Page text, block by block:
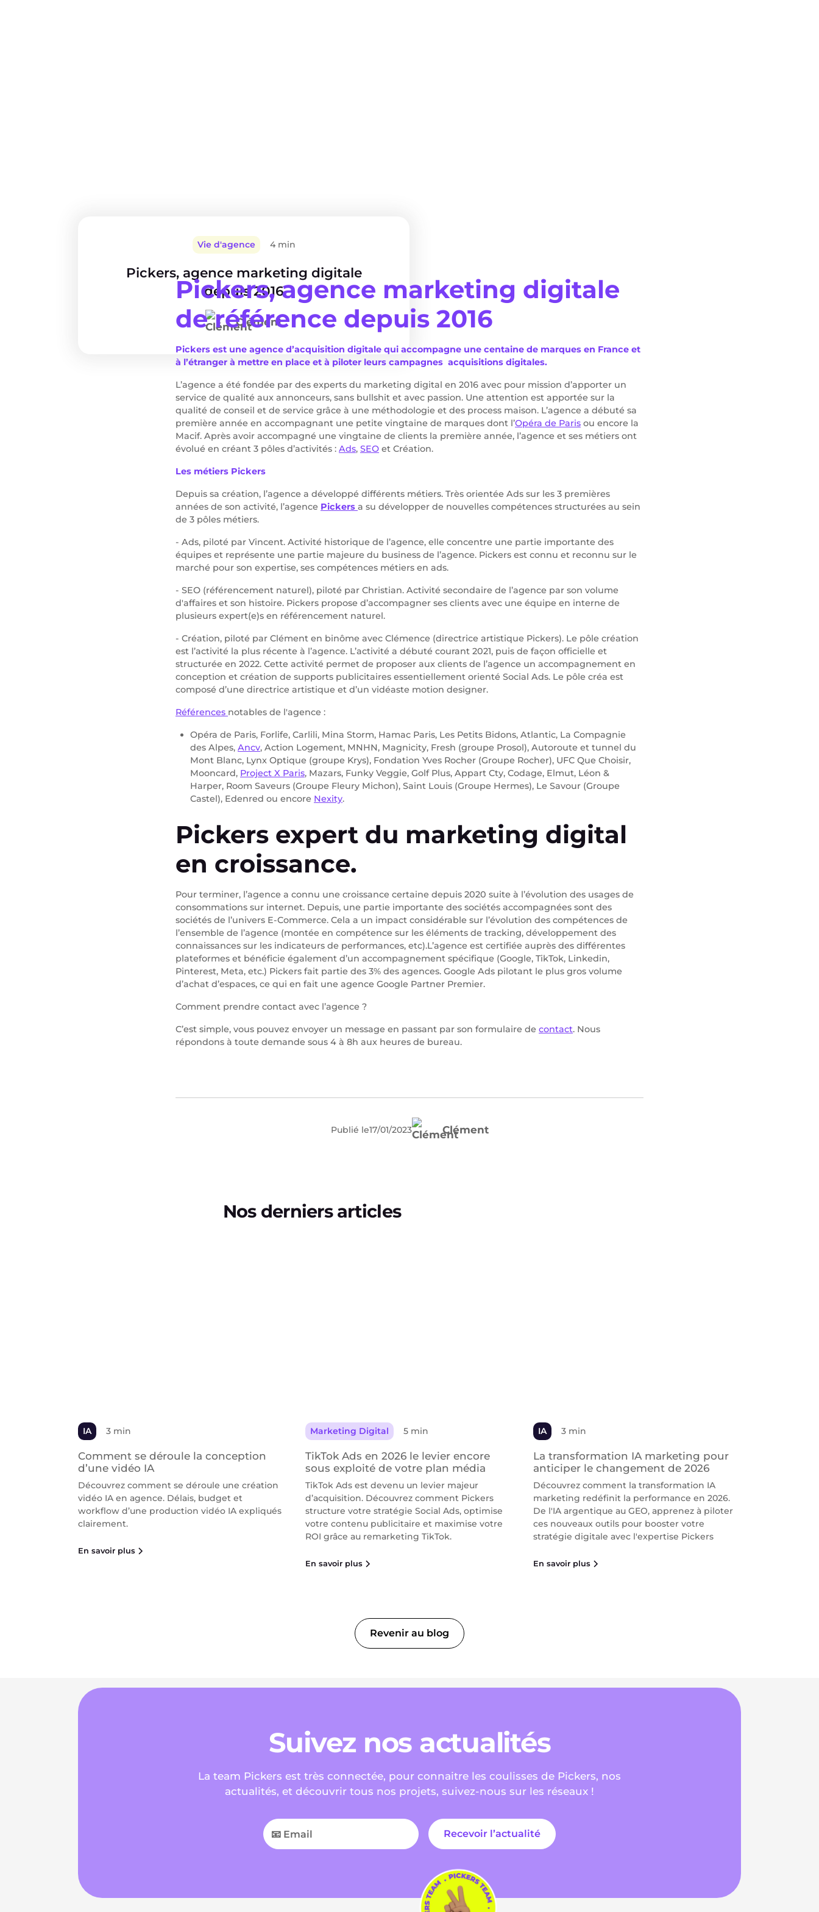
Vie d'agence 4 min
Pickers, agence marketing digitale
depuis 2016
Clément
Pickers, agence marketing digitale
de référence depuis 2016
Pickers est une agence d’acquisition digitale qui accompagne une centaine de marques en France et
à l’étranger à mettre en place et à piloter leurs campagnes acquisitions digitales.
L’agence a été fondée par des experts du marketing digital en 2016 avec pour mission d’apporter un
service de qualité aux annonceurs, sans bullshit et avec passion. Une attention est apportée sur la
qualité de conseil et de service grâce à une méthodologie et des process maison. L’agence a débuté sa
première année en accompagnant une petite vingtaine de marques dont l’Opéra de Paris ou encore la
Macif. Après avoir accompagné une vingtaine de clients la première année, l’agence et ses métiers ont
évolué en créant 3 pôles d’activités : Ads, SEO et Création.
Les métiers Pickers
Depuis sa création, l’agence a développé différents métiers. Très orientée Ads sur les 3 premières
années de son activité, l’agence Pickers a su développer de nouvelles compétences structurées au sein
de 3 pôles métiers.
- Ads, piloté par Vincent. Activité historique de l’agence, elle concentre une partie importante des
équipes et représente une partie majeure du business de l’agence. Pickers est connu et reconnu sur le
marché pour son expertise, ses compétences métiers en ads.
- SEO (référencement naturel), piloté par Christian. Activité secondaire de l’agence par son volume
d'affaires et son histoire. Pickers propose d’accompagner ses clients avec une équipe en interne de
plusieurs expert(e)s en référencement naturel.
- Création, piloté par Clément en binôme avec Clémence (directrice artistique Pickers). Le pôle création
est l’activité la plus récente à l’agence. L’activité a débuté courant 2021, puis de façon officielle et
structurée en 2022. Cette activité permet de proposer aux clients de l’agence un accompagnement en
conception et création de supports publicitaires essentiellement orienté Social Ads. Le pôle créa est
composé d’une directrice artistique et d’un vidéaste motion designer.
Références notables de l'agence :
Opéra de Paris, Forlife, Carlili, Mina Storm, Hamac Paris, Les Petits Bidons, Atlantic, La Compagnie
des Alpes, Ancv, Action Logement, MNHN, Magnicity, Fresh (groupe Prosol), Autoroute et tunnel du
Mont Blanc, Lynx Optique (groupe Krys), Fondation Yves Rocher (Groupe Rocher), UFC Que Choisir,
Mooncard, Project X Paris, Mazars, Funky Veggie, Golf Plus, Appart Cty, Codage, Elmut, Léon &
Harper, Room Saveurs (Groupe Fleury Michon), Saint Louis (Groupe Hermes), Le Savour (Groupe
Castel), Edenred ou encore Nexity.
Pickers expert du marketing digital
en croissance.
Pour terminer, l’agence a connu une croissance certaine depuis 2020 suite à l’évolution des usages de
consommations sur internet. Depuis, une partie importante des sociétés accompagnées sont des
sociétés de l’univers E-Commerce. Cela a un impact considérable sur l’évolution des compétences de
l’ensemble de l’agence (montée en compétence sur les éléments de tracking, développement des
connaissances sur les indicateurs de performances, etc).L’agence est certifiée auprès des différentes
plateformes et bénéficie également d’un accompagnement spécifique (Google, TikTok, Linkedin,
Pinterest, Meta, etc.) Pickers fait partie des 3% des agences. Google Ads pilotant le plus gros volume
d’achat d’espaces, ce qui en fait une agence Google Partner Premier.
Comment prendre contact avec l’agence ?
C’est simple, vous pouvez envoyer un message en passant par son formulaire de contact. Nous
répondons à toute demande sous 4 à 8h aux heures de bureau.
Publié le17/01/2023 Clément
Nos derniers articles
IA 3 min
Comment se déroule la conception
d’une vidéo IA
Découvrez comment se déroule une création
vidéo IA en agence. Délais, budget et
workflow d’une production vidéo IA expliqués
clairement.
En savoir plus
Marketing Digital 5 min
TikTok Ads en 2026 le levier encore
sous exploité de votre plan média
TikTok Ads est devenu un levier majeur
d’acquisition. Découvrez comment Pickers
structure votre stratégie Social Ads, optimise
votre contenu publicitaire et maximise votre
ROI grâce au remarketing TikTok.
En savoir plus
IA 3 min
La transformation IA marketing pour
anticiper le changement de 2026
Découvrez comment la transformation IA
marketing redéfinit la performance en 2026.
De l'IA argentique au GEO, apprenez à piloter
ces nouveaux outils pour booster votre
stratégie digitale avec l'expertise Pickers
En savoir plus
Revenir au blog
Suivez nos actualités
La team Pickers est très connectée, pour connaitre les coulisses de Pickers, nos
actualités, et découvrir tous nos projets, suivez-nous sur les réseaux !